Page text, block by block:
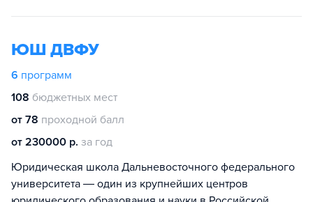
ЮШ ДВФУ
6 программ
108 бюджетных мест
от 78 проходной балл
от 230000 р. за год
Юридическая школа Дальневосточного федерального
университета ― один из крупнейших центров